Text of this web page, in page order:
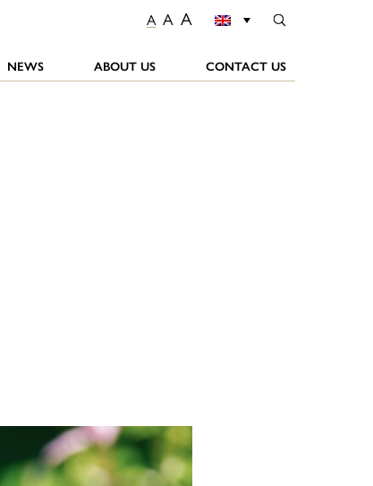
A A A
CONTACT US
ABOUT US
NEWS